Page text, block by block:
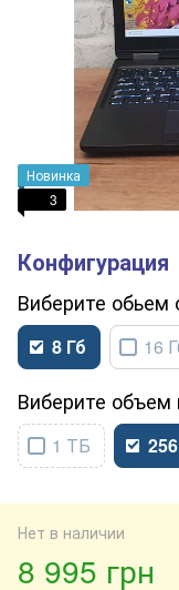
Новинка
3
обьем
8 Гб 16
объем
1 ТБ
Нет в наличии
8 995 грн